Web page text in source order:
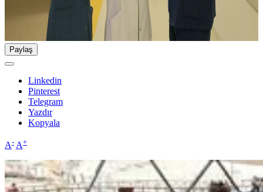
Paylaş
Linkedin
Pinterest
Telegram
Yazdır
Kopyala
A- A+